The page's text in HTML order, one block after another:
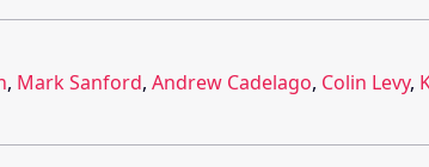
, Mark Sanford, Andrew Cadelago, Colin Levy,